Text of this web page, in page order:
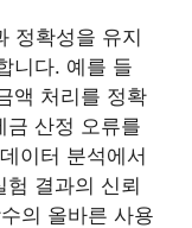
정확성을 유지
니다. 예를 들
액 처리를 정확
금 산정 오류를
이터 분석에서
험 결과의 신뢰
의 올바른 사용